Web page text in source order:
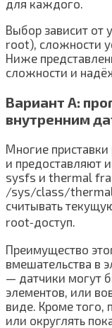
для каждого.
Выбор зависит от
root), сложности
Ниже
сложности и
Вариант A:
внутренним
Многие
и предоставляют
sysfs и thermal
/sys/class/
считывать
root‑доступ.
Преимущество
вмешательства в
— датчики могут
элементов, или
виде. Кроме того,
или округлять